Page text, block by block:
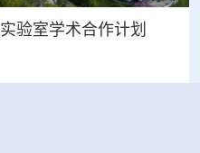
验室学术合作计划